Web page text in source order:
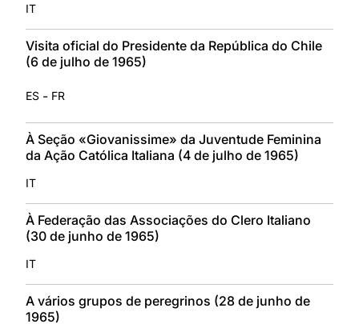
IT
Visita oficial do Presidente da República do Chile
(6 de julho de 1965)
ES - FR
À Seção «Giovanissime» da Juventude Feminina
da Ação Católica Italiana (4 de julho de 1965)
IT
À Federação das Associações do Clero Italiano
(30 de junho de 1965)
IT
A vários grupos de peregrinos (28 de junho de
1965)